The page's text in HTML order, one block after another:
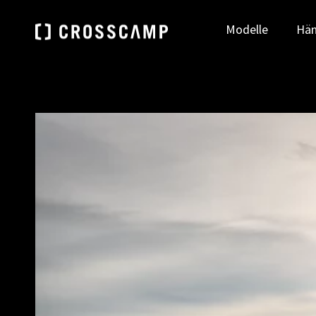
Modelle
DEUTSCHLAND